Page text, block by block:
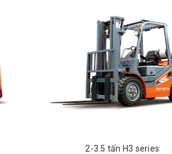
2-3.5 tấn H3 series